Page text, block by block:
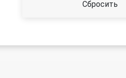
Сбросить